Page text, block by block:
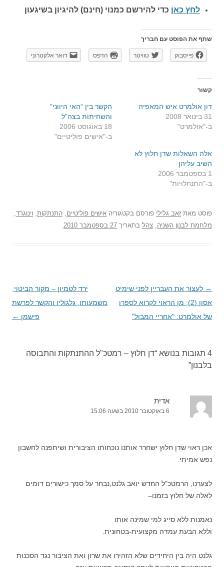
לחץ כאן כדי להירשם כמנוי (חינם) להיגיון בשיגעון
שתף את הפוסט עם חבריך
פייסבוק טוויטר הדפס דואר אלקטרוני
קשור
דון אולמרט איש המאפיה
31 בינואר 2008
ב-"אולמרט"
הקשר בין “האי היווני”
והשחיתות בצה"ל
18 באוגוסט 2006
ב-"אישים פוליטיים"
אלה השאלות שדן חלוץ לא
השיב עליהן
1 בספטמבר 2006
ב-"התנחלויות"
פוסט מאת זאב גלילי פורסם בקטגוריה אישים פוליטיים התנתקות וינוגרד
מלחמת לבנון השניה צהל בתאריך 27 בספטמבר 2010
ניווט
בפוסטים
→ לעצור את העבריין לפני שימיט
אסון (2); מן הראוי לקרוא לספרו
של אולמרט: "אחריי המבול"
ירד לטמיון – מקור הביטוי,
משמעותו, גלגוליו והקשר לפרשת
פישמן ←
4 תגובות בנושא “
דן חלוץ – רמטכ"ל ההתנתקות והתבוסה
בלבנון”
אדית
6 באוקטובר 2010 בשעה 15:06
אכן ראוי שדן חלוץ ישחרר אותנו נוכחותו הציבורית ושיתפנה לחשבון
נפש אמיתי.
לצערנו, הרמטכ"ל החדש יואב גלנט,נבחר על סמך כישורים דומים
לאלה של חלוץ בזמנו–
נאמנות ללא סייג למי שמינה אותו
וללא הבעת עמדה מקצועית-בטחונית.
גלנט היה בין היחידים שלא הזהירו את שרון ואת הציבור נגד הסכנות